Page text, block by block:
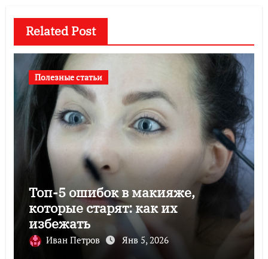
Related Post
Полезные статьи
Топ-5 ошибок в макияже,
которые старят: как их
избежать
Иван Петров Янв 5, 2026